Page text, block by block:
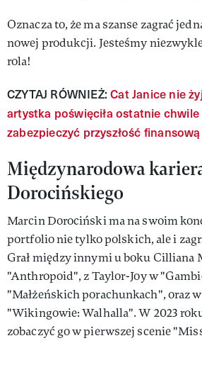
Oznacza to, że ma szanse zagrać
nowej produkcji. Jesteśmy
rola!
CZYTAJ RÓWNIEŻ:Cat Janice nie
artystka poświęciła ostatnie chwile
zabezpieczyć przyszłość
Międzynarodowa
Dorocińskiego
Marcin Dorociński ma na swoim
portfolio nie tylko polskich, ale i
Grał między innymi u boku Cilliana
"Anthropoid", z Taylor-Joy w
"Małżeńskich porachunkach", oraz
"Wikingowie: Walhalla". W 2023
zobaczyć go w pierwszej scenie